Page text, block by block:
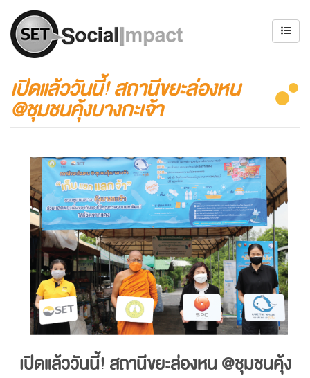
เปิดแล้ววันนี้! สถานีขยะล่องหน
@ชุมชนคุ้งบางกะเจ้า
เปิดแล้ววันนี้! สถานีขยะล่องหน @ชุมชนคุ้ง